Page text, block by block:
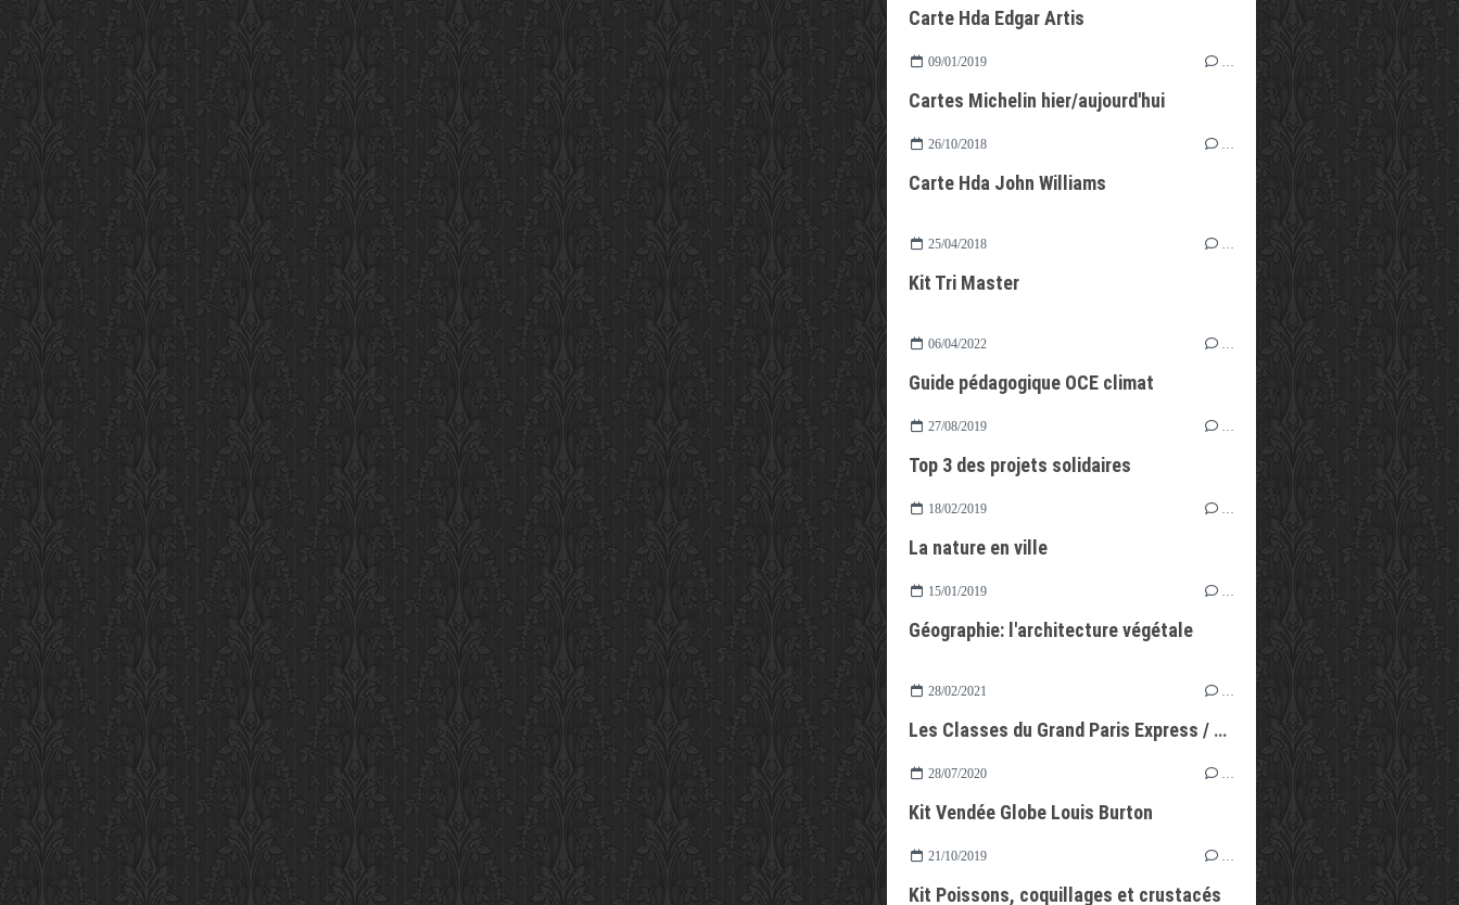
Carte Hda Edgar Artis
09/01/2019
Cartes Michelin hier/aujourd'hui
26/10/2018
Carte Hda John Williams
25/04/2018
Kit Tri Master
06/04/2022
Guide pédagogique OCE climat
27/08/2019
Top 3 des projets solidaires
18/02/2019
La nature en ville
15/01/2019
Géographie: l'architecture végétale
28/02/2021
Les Classes du Grand Paris Express / Ressources pédagogiques
28/07/2020
Kit Vendée Globe Louis Burton
21/10/2019
Kit Poissons, coquillages et crustacés